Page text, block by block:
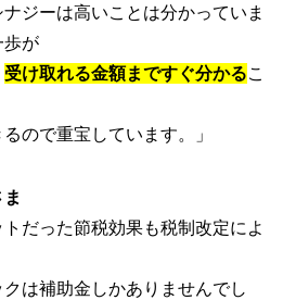
ナジーは高いことは分かっていま
歩が
受け取れる金額まですぐ分かるこ
ので重宝しています。」
トだった節税効果も税制改定によ
は補助金しかありませんでし